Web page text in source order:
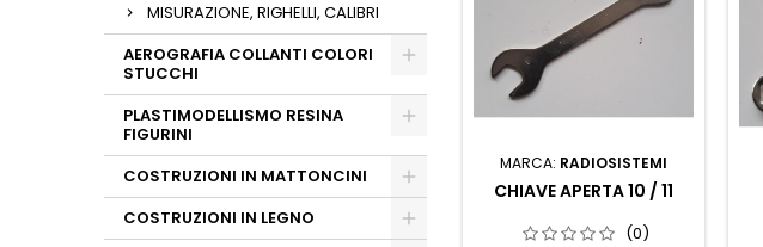
MISURAZIONE, RIGHELLI, CALIBRI
AEROGRAFIA COLLANTI COLORI
STUCCHI
PLASTIMODELLISMO RESINA
FIGURINI
COSTRUZIONI IN MATTONCINI
COSTRUZIONI IN LEGNO
MARCA: RADIOSISTEMI
CHIAVE APERTA 10 / 11
(0)